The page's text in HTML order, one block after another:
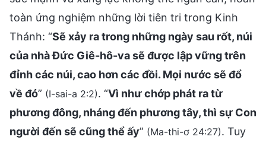
toàn ứng nghiệm những lời tiên tri trong Kinh
Thánh: “Sẽ xảy ra trong những ngày sau rốt, núi
của nhà Ðức Giê-hô-va sẽ được lập vững trên
đỉnh các núi, cao hơn các đồi. Mọi nước sẽ đổ
về đó” (I-sai-a 2:2). “Vì như chớp phát ra từ
phương đông, nháng đến phương tây, thì sự Con
người đến sẽ cũng thể ấy” (Ma-thi-ơ 24:27). Tuy